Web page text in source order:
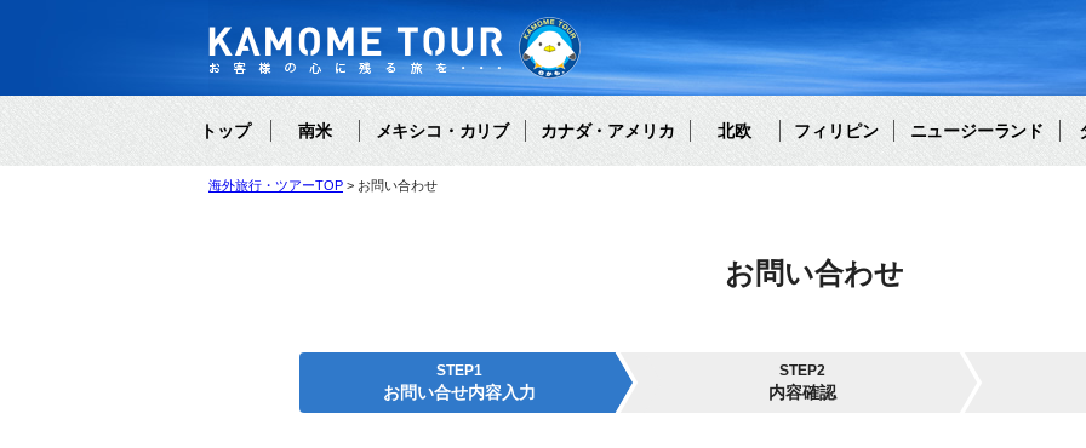
トップ 南米 メキシコ・カリブ カナダ・アメリカ 北欧 フィリピン ニュージーランド
海外旅行・ツアーTOP お問い合わせ
お問い合わせ
STEP1
お問い合せ内容入力
STEP2
内容確認